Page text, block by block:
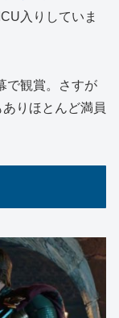
入りしていま
で観賞。さすが
りほとんど満員